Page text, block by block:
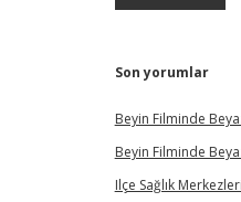
Son yorumlar
Beyin Filminde
Beyin Filminde
Ilçe Sağlık